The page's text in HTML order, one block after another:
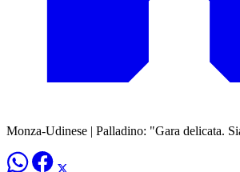
Monza-Udinese | Palladino: "Gara delicata.